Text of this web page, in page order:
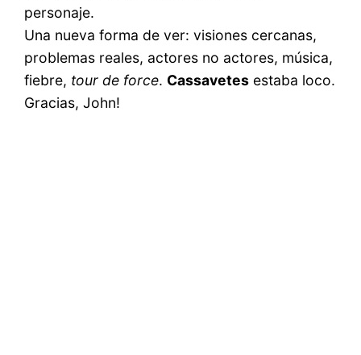
personaje.
Una nueva forma de ver: visiones cercanas,
problemas reales, actores no actores, música,
fiebre, tour de force. Cassavetes estaba loco.
Gracias, John!